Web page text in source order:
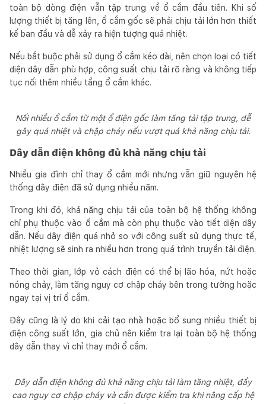
toàn bộ dòng điện vẫn tập trung về ổ cắm đầu tiên. Khi số
lượng thiết bị tăng lên, ổ cắm gốc sẽ phải chịu tải lớn hơn thiết
kế ban đầu và dễ xảy ra hiện tượng quá nhiệt.
Nếu bắt buộc phải sử dụng ổ cắm kéo dài, nên chọn loại có tiết
diện dây dẫn phù hợp, công suất chịu tải rõ ràng và không tiếp
tục nối thêm nhiều tầng ổ cắm khác.
Nối nhiều ổ cắm từ một ổ điện gốc làm tăng tải tập trung, dễ
gây quá nhiệt và chập cháy nếu vượt quá khả năng chịu tải.
Dây dẫn điện không đủ khả năng chịu tải
Nhiều gia đình chỉ thay ổ cắm mới nhưng vẫn giữ nguyên hệ
thống dây điện đã sử dụng nhiều năm.
Trong khi đó, khả năng chịu tải của toàn bộ hệ thống không
chỉ phụ thuộc vào ổ cắm mà còn phụ thuộc vào tiết diện dây
dẫn. Nếu dây điện quá nhỏ so với công suất sử dụng thực tế,
nhiệt lượng sẽ sinh ra nhiều hơn trong quá trình truyền tải điện.
Theo thời gian, lớp vỏ cách điện có thể bị lão hóa, nứt hoặc
nóng chảy, làm tăng nguy cơ chập cháy bên trong tường hoặc
ngay tại vị trí ổ cắm.
Đây cũng là lý do khi cải tạo nhà hoặc bổ sung nhiều thiết bị
điện công suất lớn, gia chủ nên kiểm tra lại toàn bộ hệ thống
dây dẫn thay vì chỉ thay mới ổ cắm.
Dây dẫn điện không đủ khả năng chịu tải làm tăng nhiệt, đẩy
cao nguy cơ chập cháy và cần được kiểm tra khi nâng cấp hệ